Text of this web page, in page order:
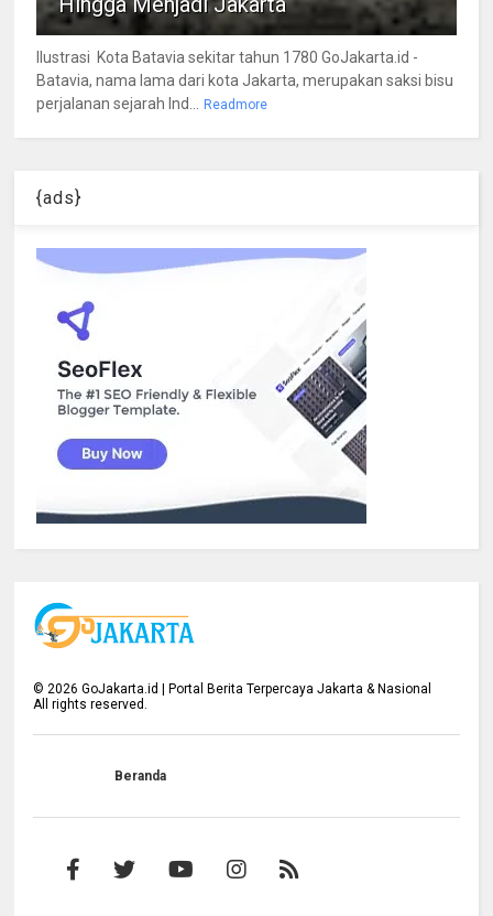
Ilustrasi Kota Batavia sekitar tahun 1780 GoJakarta.id -
Batavia, nama lama dari kota Jakarta, merupakan saksi bisu
perjalanan sejarah Ind... Readmore
{ads}
©2026 GoJakarta.id | Portal Berita Terpercaya Jakarta & Nasional
All rights reserved.
Beranda